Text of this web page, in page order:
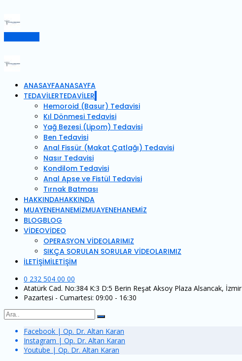
ANASAYFAANASAYFA
TEDAVİLERTEDAVİLER
Hemoroid (Basur) Tedavisi
Kıl Dönmesi Tedavisi
Yağ Bezesi (Lipom) Tedavisi
Ben Tedavisi
Anal Fissür (Makat Çatlağı) Tedavisi
Nasır Tedavisi
Kondilom Tedavisi
Anal Apse ve Fistül Tedavisi
Tırnak Batması
HAKKINDAHAKKINDA
MUAYENEHANEMİZMUAYENEHANEMİZ
BLOGBLOG
VİDEOVİDEO
OPERASYON VİDEOLARIMIZ
SIKÇA SORULAN SORULAR VİDEOLARIMIZ
İLETİŞİMİLETİŞİM
0 232 504 00 00
Atatürk Cad. No:384 K:3 D:5 Berin Reşat Aksoy Plaza Alsancak, İzmir
Pazartesi - Cumartesi: 09:00 - 16:30
Facebook | Op. Dr. Altan Karan
Instagram | Op. Dr. Altan Karan
Youtube | Op. Dr. Altan Karan